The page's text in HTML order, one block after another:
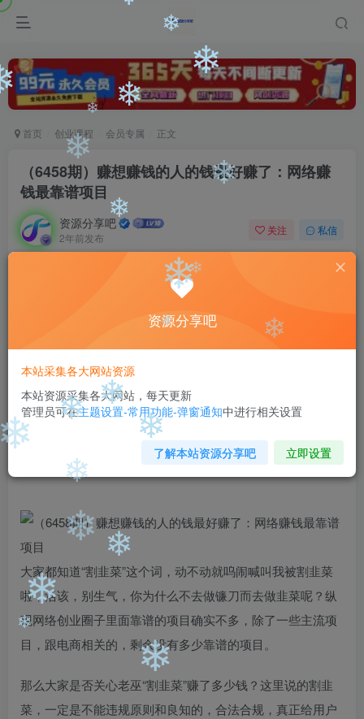
首页 创业课程 会员专属 正文
（6458期）赚想赚钱的人的钱最好赚了：网络赚
钱最靠谱项目
资源分享吧
2年前发布
关注 私信
此内容为付费阅读，请付费后查看
黄金会员免费
您暂无购买权限，请先开通会员
开通会员
大家都知道“割韭菜”这个词，动不动就呜闹喊叫我被割韭菜
啦，活该，别生气，你为什么不去做镰刀而去做韭菜呢？纵
观网络创业圈子里面靠谱的项目确实不多，除了一些主流项
目，跟电商相关的，剩余没有多少靠谱的项目。
那么大家是否关心老巫“割韭菜”赚了多少钱？这里说的割韭
菜，一定是不能违规原则和良知的，合法合规，真正给用户
资源分享吧
本站采集各大网站资源
本站资源采集各大网站，每天更新
管理员可在主题设置-常用功能-弹窗通知中进行相关设置
了解本站资源分享吧 立即设置
❄
❄
❄
❄
❄
❄
❄
❄
❄ ❄
❄
❄
❄
❄
❄ ❄
❄
❄